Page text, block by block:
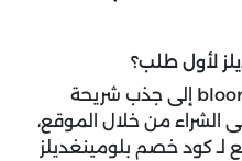
لأول طلب؟
نعم، سعى موقع bloomingdale’s إلى جذب شريحة
الشراء من خلال الموقع،
لـ كود خصم بلومينغديلز